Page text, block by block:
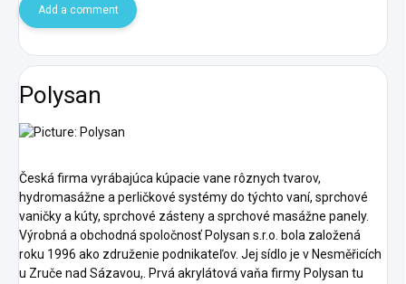
Add a comment
Polysan
Česká firma vyrábajúca kúpacie vane rôznych tvarov,
hydromasážne a perličkové systémy do týchto vaní, sprchové
vaničky a kúty, sprchové zásteny a sprchové masážne panely.
Výrobná a obchodná spoločnosť Polysan s.r.o. bola založená
roku 1996 ako združenie podnikateľov. Jej sídlo je v Nesměřicích
u Zruče nad Sázavou,. Prvá akrylátová vaňa firmy Polysan tu